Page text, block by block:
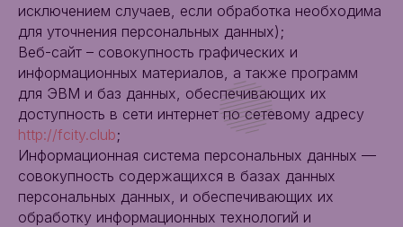
исключением случаев, если обработка необходима
для уточнения персональных данных);
Веб-сайт – совокупность графических и
информационных материалов, а также программ
для ЭВМ и баз данных, обеспечивающих их
доступность в сети интернет по сетевому адресу
http://fcity.club;
Информационная система персональных данных —
совокупность содержащихся в базах данных
персональных данных, и обеспечивающих их
обработку информационных технологий и